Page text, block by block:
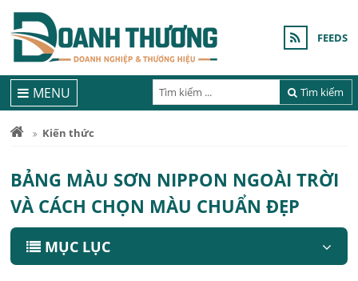
FEEDS
Tìm kiếm
MENU
Kiến thức
BẢNG MÀU SƠN NIPPON NGOÀI TRỜI
VÀ CÁCH CHỌN MÀU CHUẨN ĐẸP
MỤC LỤC